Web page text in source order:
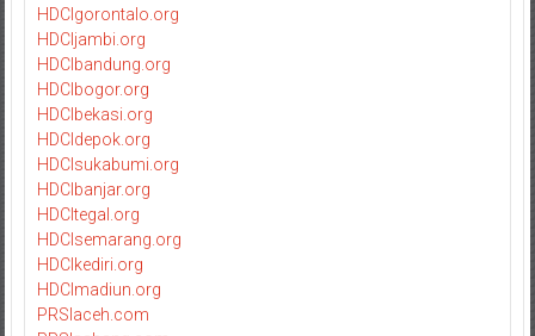
HDCIgorontalo.org
HDCIjambi.org
HDCIbandung.org
HDCIbogor.org
HDCIbekasi.org
HDCIdepok.org
HDCIsukabumi.org
HDCIbanjar.org
HDCItegal.org
HDCIsemarang.org
HDCIkediri.org
HDCImadiun.org
PRSIaceh.com